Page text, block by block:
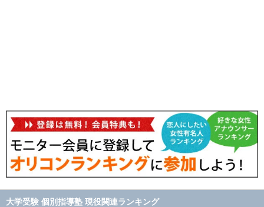
大学受験 個別指導塾 現役関連ランキング